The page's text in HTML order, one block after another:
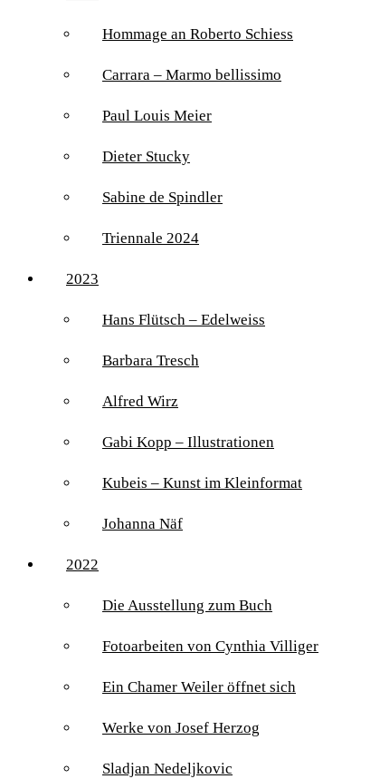
Hommage an Roberto Schiess
Carrara – Marmo bellissimo
Paul Louis Meier
Dieter Stucky
Sabine de Spindler
Triennale 2024
2023
Hans Flütsch – Edelweiss
Barbara Tresch
Alfred Wirz
Gabi Kopp – Illustrationen
Kubeis – Kunst im Kleinformat
Johanna Näf
2022
Die Ausstellung zum Buch
Fotoarbeiten von Cynthia Villiger
Ein Chamer Weiler öffnet sich
Werke von Josef Herzog
Sladjan Nedeljkovic